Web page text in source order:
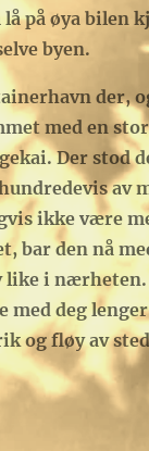
på øya bilen
byen.
der,
med en
Der stod
av
ikke være
bar den nå
i
deg
fløy av